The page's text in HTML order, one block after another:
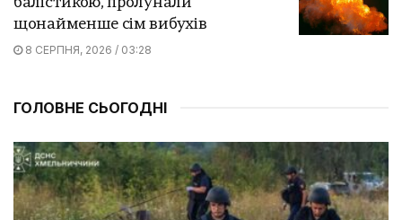
щонайменше сім вибухів
8 СЕРПНЯ, 2026 / 03:28
ГОЛОВНЕ СЬОГОДНІ